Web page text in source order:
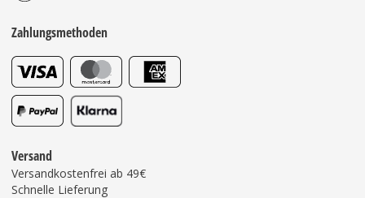
Zahlungsmethoden
Versand
Versandkostenfrei ab 49€
Schnelle Lieferung